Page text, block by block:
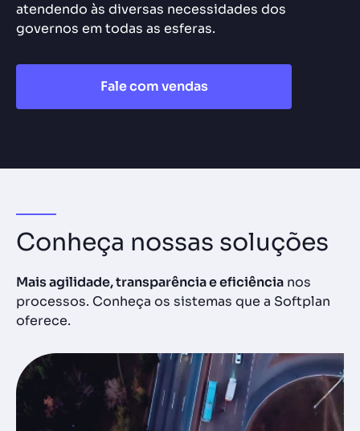
atendendo às diversas necessidades dos
governos em todas as esferas.
Fale com vendas
Conheça nossas soluções
Mais agilidade, transparência e eficiência nos
processos. Conheça os sistemas que a Softplan
oferece.